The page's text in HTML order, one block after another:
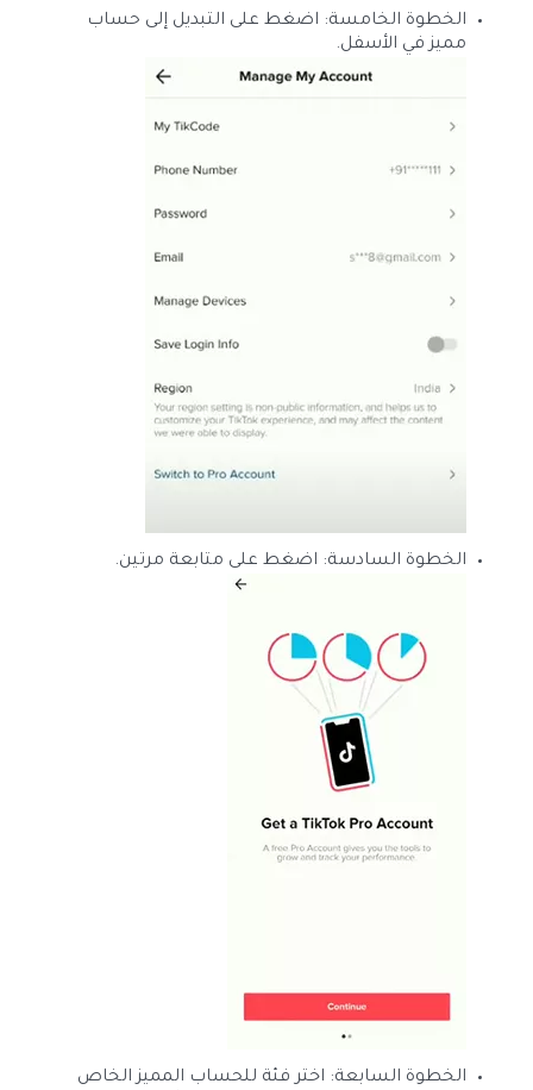
الخطوة الخامسة: اضغط على التبديل إلى حساب
مميز في الأسفل.
الخطوة السادسة: اضغط على متابعة مرتين.
الخطوة السابعة: اختر فئة للحساب المميز الخاص